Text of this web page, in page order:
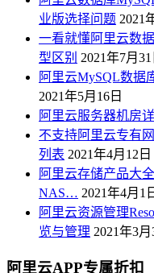
业版选择问题 2021
一看就懂阿里云数
型区别 2021年7月31
阿里云MySQL数据
2021年5月16日
阿里云服务器机房
不支持阿里云专有
列表 2021年4月12日
阿里云存储产品大
NAS… 2021年4月1
阿里云资源管理
览与管理 2021年3月
阿里云APP专属折扣